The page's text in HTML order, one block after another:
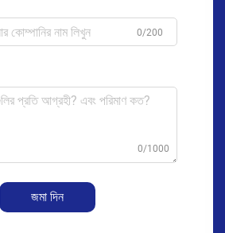
0/200
0/1000
জমা দিন